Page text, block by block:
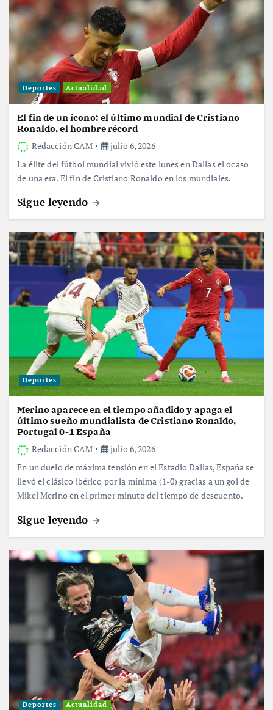
Deportes Actualidad
El fin de un ícono: el último mundial de Cristiano
Ronaldo, el hombre récord
Redacción CAM
julio 6, 2026
La élite del fútbol mundial vivió este lunes en Dallas el ocaso
de una era. El fin de Cristiano Ronaldo en los mundiales.
Sigue leyendo
Deportes
Merino aparece en el tiempo añadido y apaga el
último sueño mundialista de Cristiano Ronaldo,
Portugal 0-1 España
Redacción CAM
julio 6, 2026
En un duelo de máxima tensión en el Estadio Dallas, España se
llevó el clásico ibérico por la mínima (1-0) gracias a un gol de
Mikel Merino en el primer minuto del tiempo de descuento.
Sigue leyendo
Deportes Actualidad